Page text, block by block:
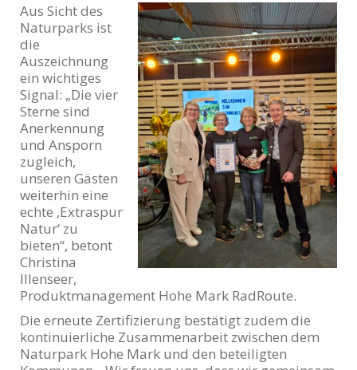
Aus Sicht des
Naturparks ist
die
Auszeichnung
ein wichtiges
Signal: „Die vier
Sterne sind
Anerkennung
und Ansporn
zugleich,
unseren Gästen
weiterhin eine
echte ‚Extraspur
Natur‘ zu
bieten“, betont
Christina
Illenseer,
Produktmanagement Hohe Mark RadRoute.
Die erneute Zertifizierung bestätigt zudem die
kontinuierliche Zusammenarbeit zwischen dem
Naturpark Hohe Mark und den beteiligten